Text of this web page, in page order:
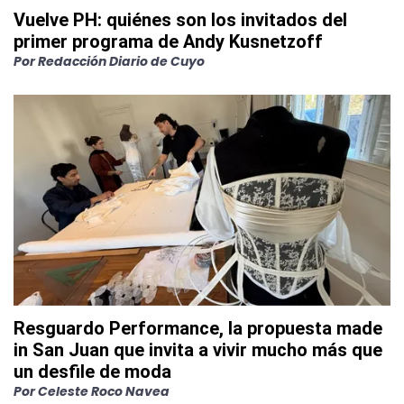
Vuelve PH: quiénes son los invitados del
primer programa de Andy Kusnetzoff
PorRedacción Diario de Cuyo
Resguardo Performance, la propuesta made
in San Juan que invita a vivir mucho más que
un desfile de moda
PorCeleste Roco Navea